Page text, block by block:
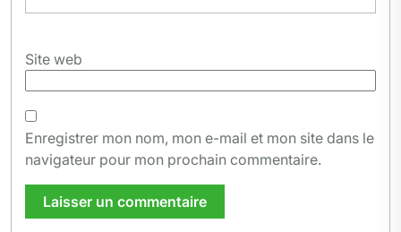
Site web
Enregistrer mon nom, mon e-mail et mon site dans le
navigateur pour mon prochain commentaire.